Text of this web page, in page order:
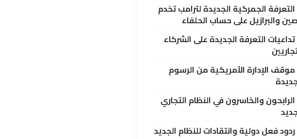
التعرفة الجمركية الجديدة لترامب تخدم
والبرازيل على حساب الحلفاء
تداعيات التعرفة الجديدة على الشركاء
موقف الإدارة الأمريكية من الرسوم
الرابحون والخاسرون في النظام التجاري
ردود فعل دولية وانتقادات للنظام الجديد